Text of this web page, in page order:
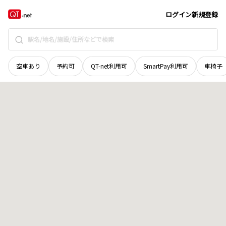
ログイン新規登録
空車あり 予約可 QT-net利用可 SmartPay利用可 車椅子
福井県